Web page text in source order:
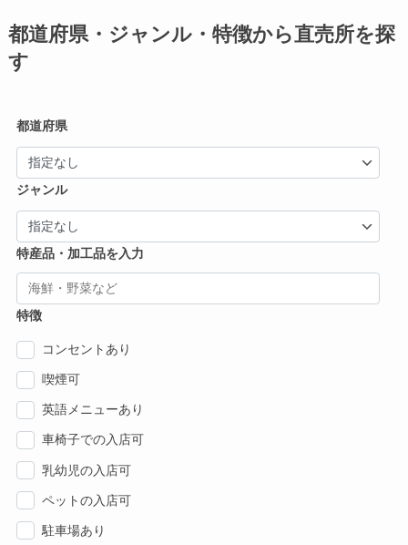
都道府県・ジャンル・特徴から直売所を探
す
都道府県
ジャンル
特産品・加工品を入力
特徴
コンセントあり
喫煙可
英語メニューあり
車椅子での入店可
乳幼児の入店可
ペットの入店可
駐車場あり